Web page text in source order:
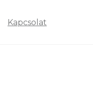
Kapcsolat